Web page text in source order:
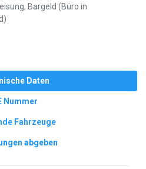
Bargeld (Büro in
Daten
Nummer
Fahrzeuge
abgeben